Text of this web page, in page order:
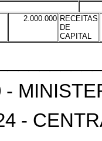
2.000.000 RECEITAS
DE
CAPITAL
-